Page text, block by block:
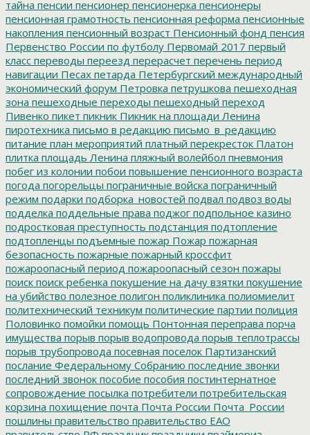
тайна пенсии пенсионер пенсионерка пенсионеры
пенсионная грамотность пенсионная реформа пенсионные
накопления пенсионный возраст Пенсионный фонд пенсия
Первенство России по футболу Первомай 2017 первый
класс переводы переезд перерасчет перечень период
навигации Песах петарда Петербургский международный
экономический форум Петровка петрушкова пешеходная
зона пешеходные переходы пешеходный переход
Пивенко пикет пикник Пикник на площади Ленина
пиротехника письмо в редакцию письмо_в_редакцию
питание план мероприятий платный перекресток Платон
плитка площадь Ленина пляжный волейбол пневмония
побег из колонии побои повышение пенсионного возраста
погода погорельцы пограничные войска пограничный
режим подарки подборка_новостей подвал подвоз воды
подделка поддельные права поджог подпольное казино
подростковая преступность подстанция подтопление
подтопленцы подъемные пожар Пожар пожарная
безопасность пожарные пожарный кроссфит
пожароопасный период пожароопасный сезон пожары
поиск поиск ребенка покушение на дачу взятки покушение
на убийство полезное полигон поликлиника полиомиелит
политехнический техникум политические партии полиция
Половинко помойки помощь Понтонная переправа порча
имущества порыв порыв водопровода порыв теплотрассы
порыв трубопровода посевная поселок Партизанский
послание Федеральному Собранию последние звонки
последний звонок пособие пособия постинтернатное
сопровождение посылка потребители потребительская
корзина похищение почта Почта России Почта_России
пошлины правительство правительство ЕАО